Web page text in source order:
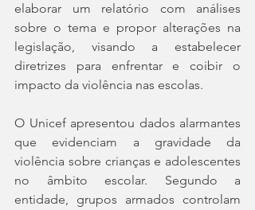
elaborar um relatório com análises
sobre o tema e propor alterações na
legislação, visando a estabelecer
diretrizes para enfrentar e coibir o
impacto da violência nas escolas.
O Unicef apresentou dados alarmantes
que evidenciam a gravidade da
violência sobre crianças e adolescentes
no âmbito escolar. Segundo a
entidade, grupos armados controlam